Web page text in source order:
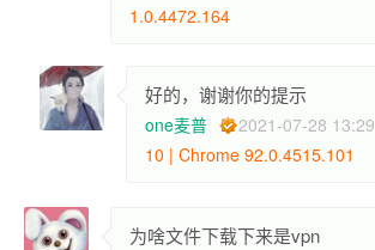
1.0.4472.164
好的，谢谢你的提示
one麦普 2021-07-28 13:29
10 | Chrome 92.0.4515.101
为啥文件下载下来是vpn